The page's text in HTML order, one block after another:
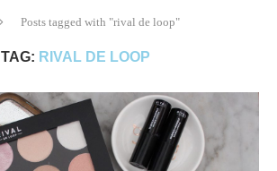
Posts tagged with "rival de loop"
TAG: RIVAL DE LOOP